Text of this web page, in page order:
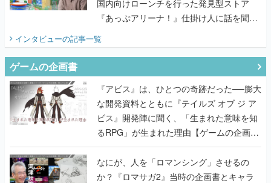
国内向けローンチを行った発見型ストア
『あっぷアリーナ！』仕掛け人に話を聞い
てみた
インタビューの記事一覧
ゲームの企画書
『アビス』は、ひとつの奇跡だった──膨大
な開発資料とともに『テイルズ オブ ジ ア
ビス』開発陣に聞く、「生まれた意味を知
るRPG」が生まれた理由【ゲームの企画
書】
なにが、人を「ロマンシング」させるの
か？『ロマサガ2』当時の企画書とキャラ